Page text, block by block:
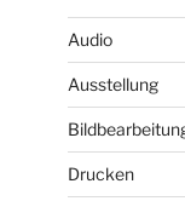
Audio
Ausstellung
Drucken